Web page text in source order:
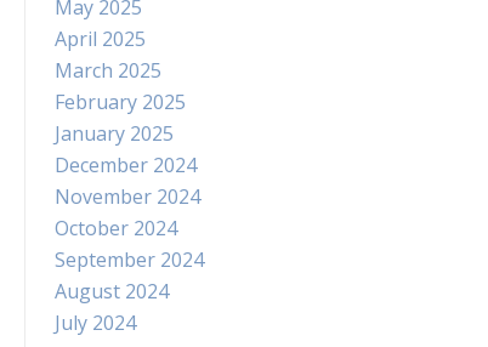
May 2025
April 2025
March 2025
February 2025
January 2025
December 2024
November 2024
October 2024
September 2024
August 2024
July 2024